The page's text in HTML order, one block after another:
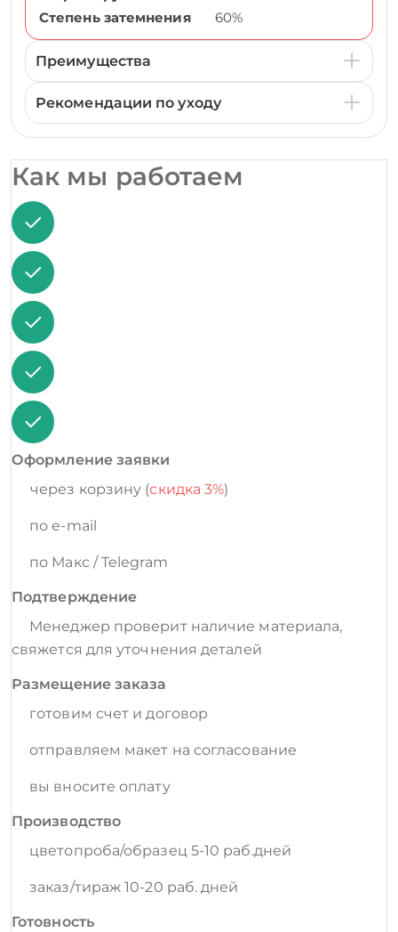
Степень затемнения
60%
Преимущества
Рекомендации по уходу
Как мы работаем
Оформление заявки
через корзину (скидка 3%)
по e-mail
по Макс / Telegram
Подтверждение
Менеджер проверит наличие материала,
свяжется для уточнения деталей
Размещение заказа
готовим счет и договор
отправляем макет на согласование
вы вносите оплату
Производство
цветопроба/образец 5-10 раб.дней
заказ/тираж 10-20 раб. дней
Готовность